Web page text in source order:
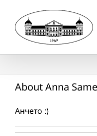
content
AboutAnna
Анчето :)